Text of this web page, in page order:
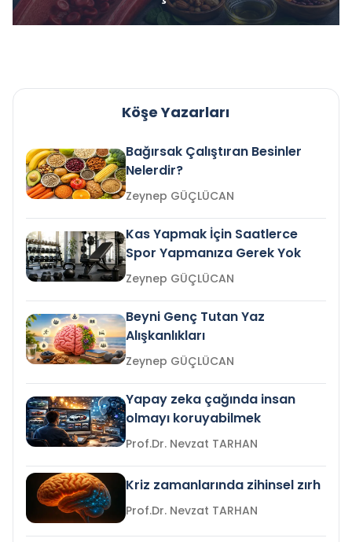
Köşe Yazarları
Bağırsak Çalıştıran Besinler
Nelerdir?
Zeynep GÜÇLÜCAN
Kas Yapmak İçin Saatlerce
Spor Yapmanıza Gerek Yok
Zeynep GÜÇLÜCAN
Beyni Genç Tutan Yaz
Alışkanlıkları
Zeynep GÜÇLÜCAN
Yapay zeka çağında insan
olmayı koruyabilmek
Prof.Dr. Nevzat TARHAN
Kriz zamanlarında zihinsel zırh
Prof.Dr. Nevzat TARHAN